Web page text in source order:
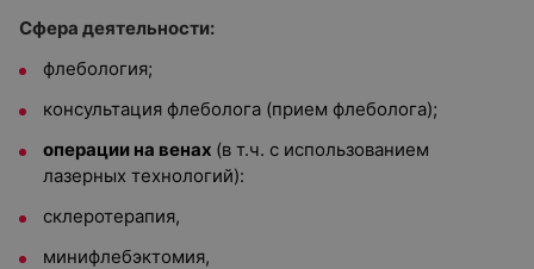
Сфера деятельности:
флебология;
консультация флеболога (прием флеболога);
операции на венах (в т.ч. с использованием
лазерных технологий):
склеротерапия,
минифлебэктомия,